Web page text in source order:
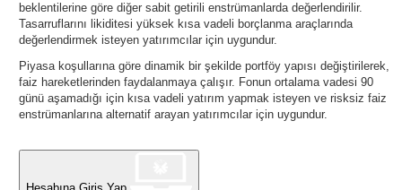
beklentilerine göre diğer sabit getirili enstrümanlarda değerlendirilir.
Tasarruflarını likiditesi yüksek kısa vadeli borçlanma araçlarında
değerlendirmek isteyen yatırımcılar için uygundur.
Piyasa koşullarına göre dinamik bir şekilde portföy yapısı değiştirilerek,
faiz hareketlerinden faydalanmaya çalışır. Fonun ortalama vadesi 90
günü aşamadığı için kısa vadeli yatırım yapmak isteyen ve risksiz faiz
enstrümanlarına alternatif arayan yatırımcılar için uygundur.